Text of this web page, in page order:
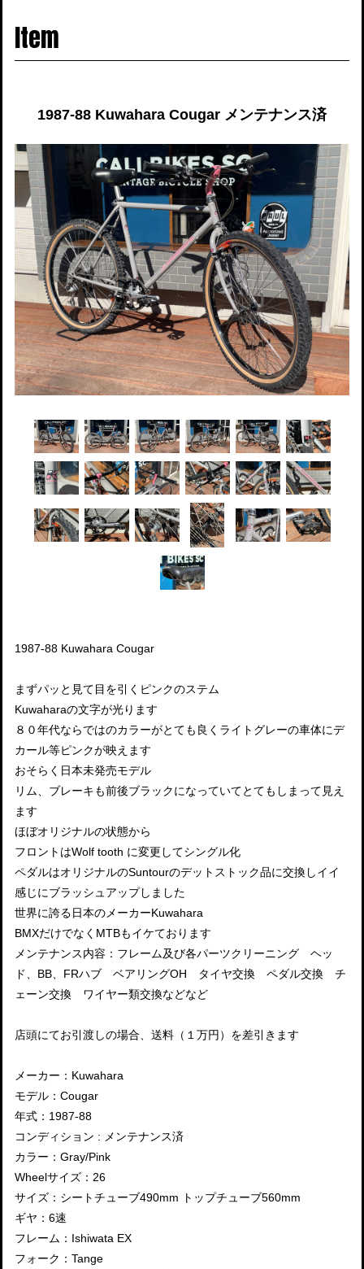
Item
1987-88 Kuwahara Cougar メンテナンス済
1987-88 Kuwahara Cougar
まずパッと見て目を引くピンクのステム
Kuwaharaの文字が光ります
８０年代ならではのカラーがとても良くライトグレーの車体にデ
カール等ピンクが映えます
おそらく日本未発売モデル
リム、ブレーキも前後ブラックになっていてとてもしまって見え
ます
ほぼオリジナルの状態から
フロントはWolf tooth に変更してシングル化
ペダルはオリジナルのSuntourのデットストック品に交換しイイ
感じにブラッシュアップしました
世界に誇る日本のメーカーKuwahara
BMXだけでなくMTBもイケております
メンテナンス内容：フレーム及び各パーツクリーニング ヘッ
ド、BB、FRハブ ベアリングOH タイヤ交換 ペダル交換 チ
ェーン交換 ワイヤー類交換などなど
店頭にてお引渡しの場合、送料（１万円）を差引きます
メーカー：Kuwahara
モデル：Cougar
年式：1987-88
コンディション : メンテナンス済
カラー：Gray/Pink
Wheelサイズ：26
サイズ：シートチューブ490mm トップチューブ560mm
ギヤ：6速
フレーム：Ishiwata EX
フォーク：Tange